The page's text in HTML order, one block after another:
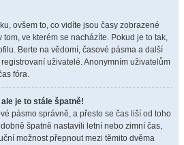
ovšem to, co vidíte jsou časy zobrazené
ve kterém se nacházíte. Pokud je to tak,
Berte na vědomí, časové pásma a další
uživatelé. Anonymním uživatelům
fóra.
je to stále špatně!
pásmo správně, a přesto se čas liší od toho
špatně nastavili letní nebo zimní čas,
možnost přepnout mezi těmito dvěma